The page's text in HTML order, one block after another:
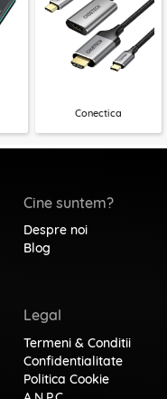
Conectica
Cine suntem?
Despre noi
Blog
Legal
Termeni & Conditii
Confidentialitate
Politica Cookie